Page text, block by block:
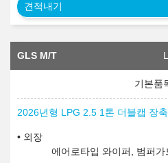
견적내기
GLS M/T
2026년형 LPG 2.5 1톤 더블캡 장
외장
에어로타입 와이퍼, 범퍼가